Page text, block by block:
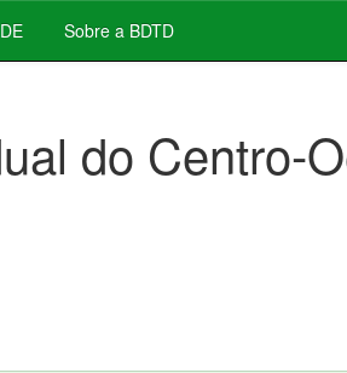
Sobre a BDTD
do Centro-